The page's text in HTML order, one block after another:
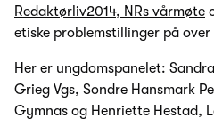
Redaktørliv2014, NRs vårmøte
etiske problemstillinger på
Her er ungdomspanelet:
Grieg Vgs, Sondre Hansmark
Gymnas og Henriette Hestad,